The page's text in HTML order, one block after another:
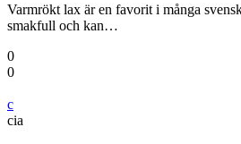
Varmrökt lax är en favorit i många
smakfull och kan…
0
0
c
cia